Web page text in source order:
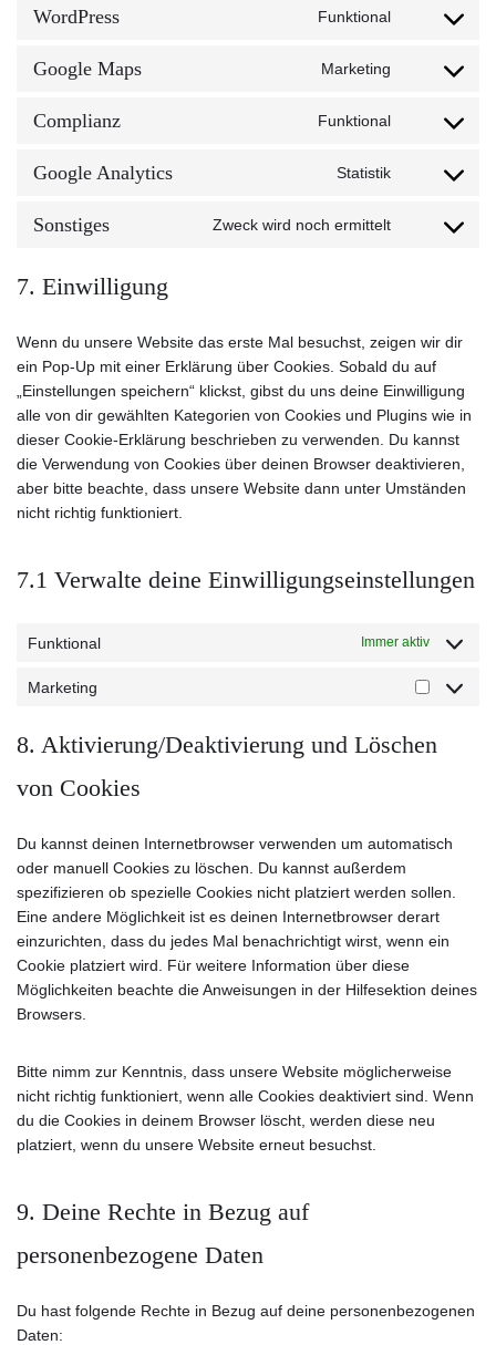
WordPress Funktional
Google Maps Marketing
Complianz Funktional
Google Analytics Statistik
Sonstiges Zweck wird noch ermittelt
7. Einwilligung
Wenn du unsere Website das erste Mal besuchst, zeigen wir dir
ein Pop-Up mit einer Erklärung über Cookies. Sobald du auf
„Einstellungen speichern“ klickst, gibst du uns deine Einwilligung
alle von dir gewählten Kategorien von Cookies und Plugins wie in
dieser Cookie-Erklärung beschrieben zu verwenden. Du kannst
die Verwendung von Cookies über deinen Browser deaktivieren,
aber bitte beachte, dass unsere Website dann unter Umständen
nicht richtig funktioniert.
7.1 Verwalte deine Einwilligungseinstellungen
Funktional Immer aktiv
Marketing
8. Aktivierung/Deaktivierung und Löschen
von Cookies
Du kannst deinen Internetbrowser verwenden um automatisch
oder manuell Cookies zu löschen. Du kannst außerdem
spezifizieren ob spezielle Cookies nicht platziert werden sollen.
Eine andere Möglichkeit ist es deinen Internetbrowser derart
einzurichten, dass du jedes Mal benachrichtigt wirst, wenn ein
Cookie platziert wird. Für weitere Information über diese
Möglichkeiten beachte die Anweisungen in der Hilfesektion deines
Browsers.
Bitte nimm zur Kenntnis, dass unsere Website möglicherweise
nicht richtig funktioniert, wenn alle Cookies deaktiviert sind. Wenn
du die Cookies in deinem Browser löscht, werden diese neu
platziert, wenn du unsere Website erneut besuchst.
9. Deine Rechte in Bezug auf
personenbezogene Daten
Du hast folgende Rechte in Bezug auf deine personenbezogenen
Daten: